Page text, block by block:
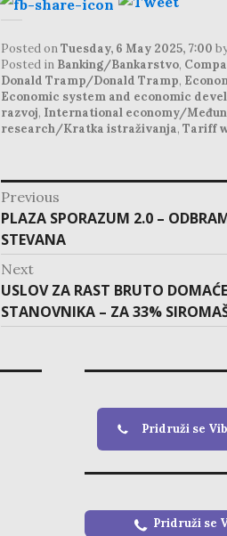
Posted onTuesday, 6 May 2025, 7:00
Posted in Banking/Bankarstvo,
Donald Tramp/Donald Tramp,
Economic system and economic
razvoj, International economy/
research/Kratka istraživanja, Tariff
p
o
s
t
n
a
v
i
t
i
o
n
Previous
P
r
e
v
i
o
s
PLAZA SPORAZUM 2.0 –
STEVANA
Next
N
e
x
p
USLOV ZA RAST BRUTO
STANOVNIKA – ZA 33%
Pridruži se
Pridruži se